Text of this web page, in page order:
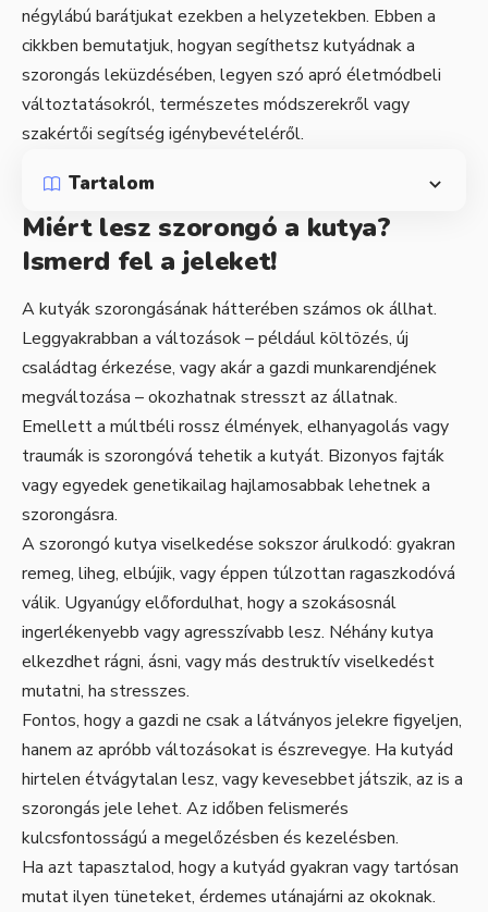
négylábú barátjukat ezekben a helyzetekben. Ebben a
cikkben bemutatjuk, hogyan segíthetsz kutyádnak a
szorongás leküzdésében, legyen szó apró életmódbeli
változtatásokról, természetes módszerekről vagy
szakértői segítség igénybevételéről.
Tartalom
Miért lesz szorongó a kutya?
Ismerd fel a jeleket!
A kutyák szorongásának hátterében számos ok állhat.
Leggyakrabban a változások – például költözés, új
családtag érkezése, vagy akár a gazdi munkarendjének
megváltozása – okozhatnak stresszt az állatnak.
Emellett a múltbéli rossz élmények, elhanyagolás vagy
traumák is szorongóvá tehetik a kutyát. Bizonyos fajták
vagy egyedek genetikailag hajlamosabbak lehetnek a
szorongásra.
A szorongó kutya viselkedése sokszor árulkodó: gyakran
remeg, liheg, elbújik, vagy éppen túlzottan ragaszkodóvá
válik. Ugyanúgy előfordulhat, hogy a szokásosnál
ingerlékenyebb vagy agresszívabb lesz. Néhány kutya
elkezdhet rágni, ásni, vagy más destruktív viselkedést
mutatni, ha stresszes.
Fontos, hogy a gazdi ne csak a látványos jelekre figyeljen,
hanem az apróbb változásokat is észrevegye. Ha kutyád
hirtelen étvágytalan lesz, vagy kevesebbet játszik, az is a
szorongás jele lehet. Az időben felismerés
kulcsfontosságú a megelőzésben és kezelésben.
Ha azt tapasztalod, hogy a kutyád gyakran vagy tartósan
mutat ilyen tüneteket, érdemes utánajárni az okoknak.